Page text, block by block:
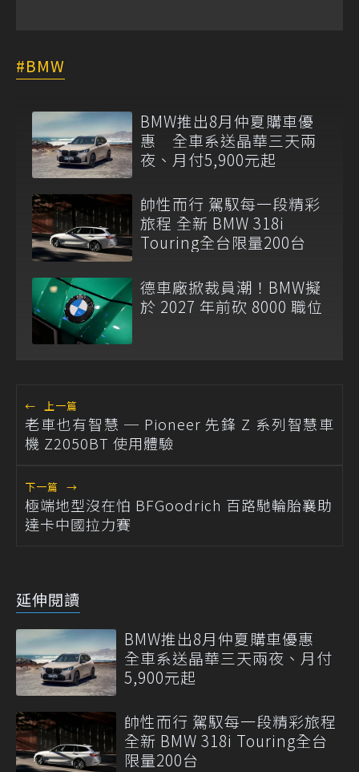
BMW
BMW推出8月仲夏購車優
惠 全車系送晶華三天兩
夜、月付5,900元起
帥性而行 駕馭每一段精彩
旅程 全新 BMW 318i
Touring全台限量200台
德車廠掀裁員潮！BMW擬
於 2027 年前砍 8000 職位
← 上一篇
老車也有智慧 ─ Pioneer 先鋒 Z 系列智慧車
機 Z2050BT 使用體驗
下一篇 →
極端地型沒在怕 BFGoodrich 百路馳輪胎襄助
達卡中國拉力賽
延伸閱讀
BMW推出8月仲夏購車優惠
全車系送晶華三天兩夜、月付
5,900元起
帥性而行 駕馭每一段精彩旅程
全新 BMW 318i Touring全台
限量200台